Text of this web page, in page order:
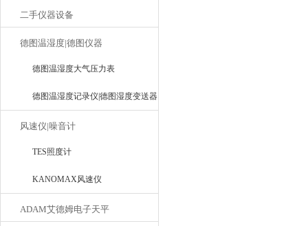
二手仪器设备
德图温湿度|德图仪器
德图温湿度大气压力表
德图温湿度记录仪|德图湿度变送器
风速仪|噪音计
TES照度计
KANOMAX风速仪
ADAM艾德姆电子天平